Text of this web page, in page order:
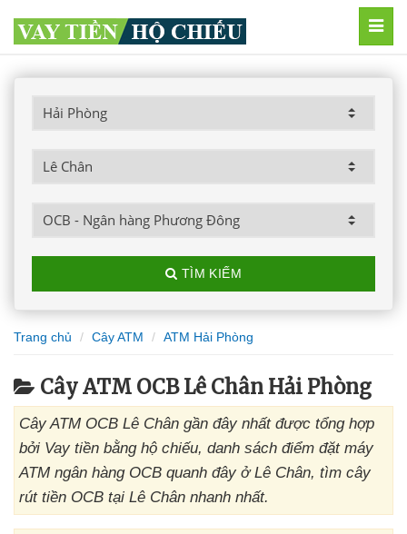
TÌM KIẾM
Trang chủ Cây ATM ATM Hải Phòng
Cây ATM OCB Lê Chân Hải Phòng
Cây ATM OCB Lê Chân gần đây nhất được tổng hợp
bởi Vay tiền bằng hộ chiếu, danh sách điểm đặt máy
ATM ngân hàng OCB quanh đây ở Lê Chân, tìm cây
rút tiền OCB tại Lê Chân nhanh nhất.